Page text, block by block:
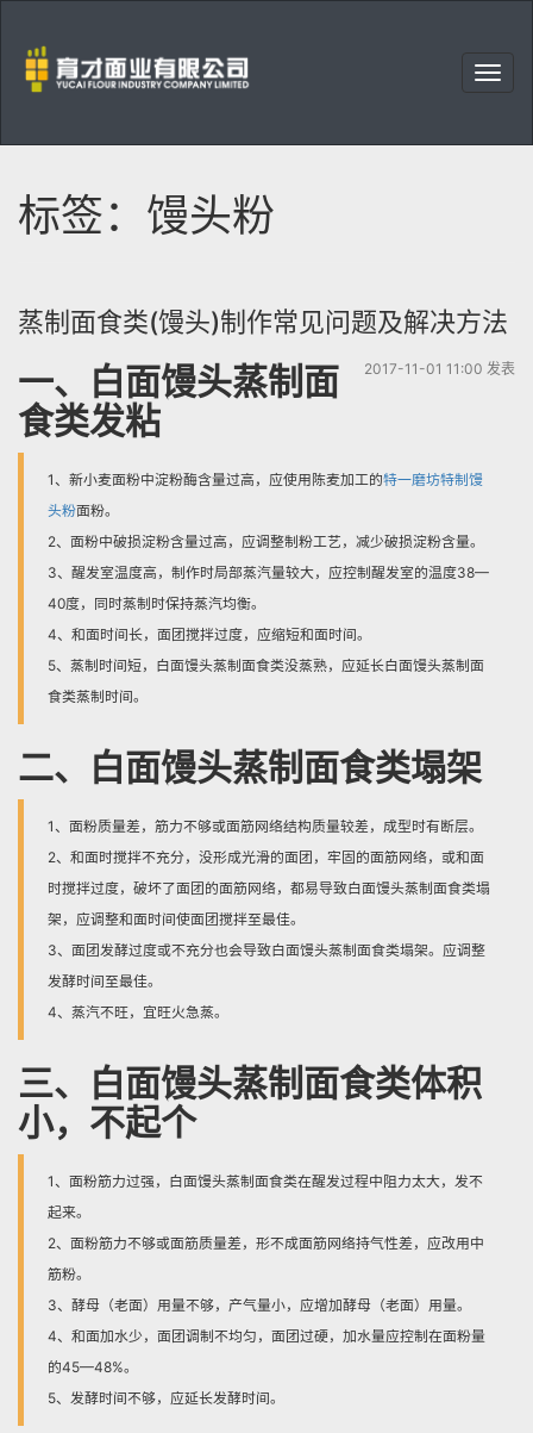
右
上
菜
有
限
标签：馒头粉
蒸制面食类(馒头)制作常见问题及解决方法
2017-11-01 11:00 发表
一、白面馒头蒸制面
食类发粘
1、新小麦面粉中淀粉酶含量过高，应使用陈麦加工的特一磨坊特制馒
头粉面粉。
2、面粉中破损淀粉含量过高，应调整制粉工艺，减少破损淀粉含量。
3、醒发室温度高，制作时局部蒸汽量较大，应控制醒发室的温度38—
40度，同时蒸制时保持蒸汽均衡。
4、和面时间长，面团搅拌过度，应缩短和面时间。
5、蒸制时间短，白面馒头蒸制面食类没蒸熟，应延长白面馒头蒸制面
食类蒸制时间。
二、白面馒头蒸制面食类塌架
1、面粉质量差，筋力不够或面筋网络结构质量较差，成型时有断层。
2、和面时搅拌不充分，没形成光滑的面团，牢固的面筋网络，或和面
时搅拌过度，破坏了面团的面筋网络，都易导致白面馒头蒸制面食类塌
架，应调整和面时间使面团搅拌至最佳。
3、面团发酵过度或不充分也会导致白面馒头蒸制面食类塌架。应调整
发酵时间至最佳。
4、蒸汽不旺，宜旺火急蒸。
三、白面馒头蒸制面食类体积
小，不起个
1、面粉筋力过强，白面馒头蒸制面食类在醒发过程中阻力太大，发不
起来。
2、面粉筋力不够或面筋质量差，形不成面筋网络持气性差，应改用中
筋粉。
3、酵母（老面）用量不够，产气量小，应增加酵母（老面）用量。
4、和面加水少，面团调制不均匀，面团过硬，加水量应控制在面粉量
的45—48%。
5、发酵时间不够，应延长发酵时间。